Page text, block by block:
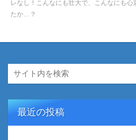
レなし！こんなにも壮大で、こんなにも心
たか…？
最近の投稿